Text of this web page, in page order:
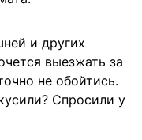
и других
выезжать за
не обойтись.
Спросили у